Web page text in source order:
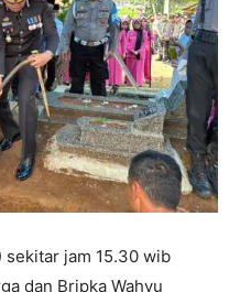
sekitar jam 15.30 wib
dan Bripka Wahyu